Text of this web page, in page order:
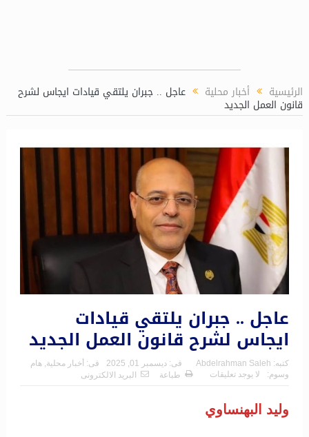
الرئيسية أخبار محلية عاجل .. جبران يلتقي قيادات ايجاس لشرح
قانون العمل الجديد
عاجل .. جبران يلتقي قيادات
ايجاس لشرح قانون العمل الجديد
كتبه: Abdelrahman Saleh فى: ديسمبر 01, 2025 فى: أخبار محلية, هام
وسوم:
لا يوجد تعليقات طباعة البريد الالكترونى
وليد البهنساوي